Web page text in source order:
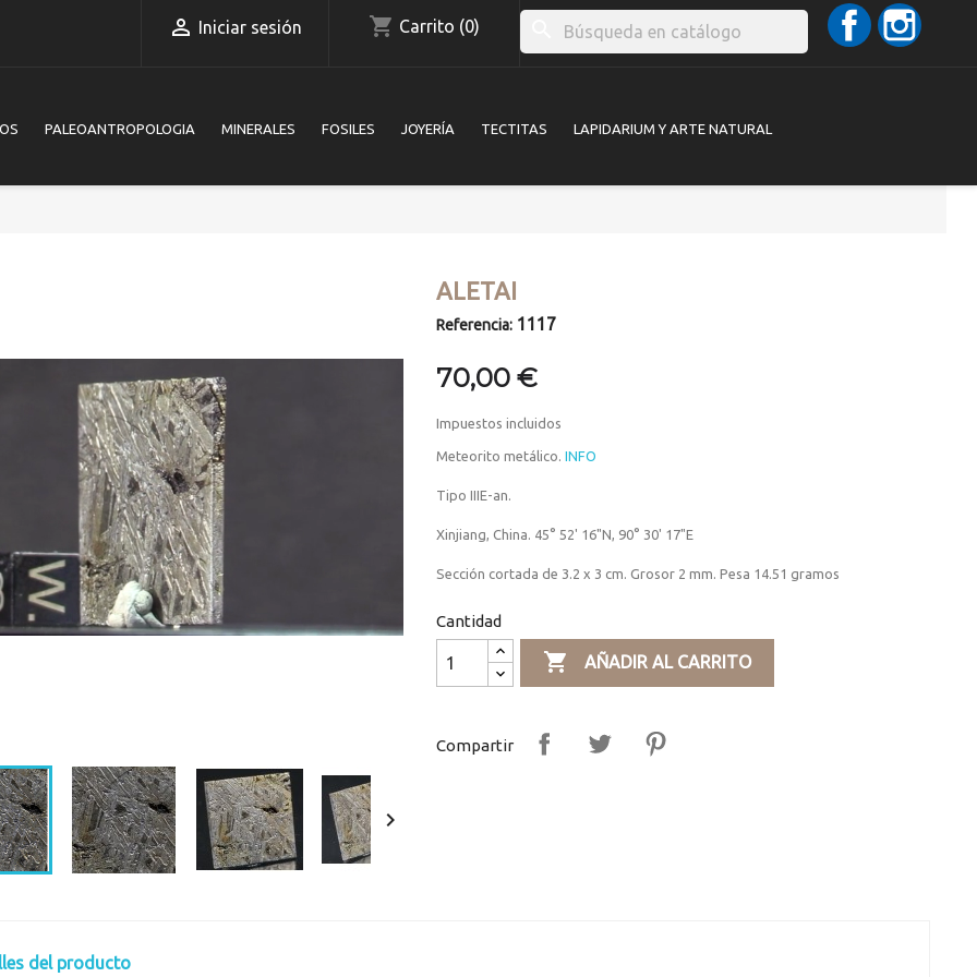
 Iniciar sesión shopping_cart Carrito (0)
Facebook
PALEOANTROPOLOGIA MINERALES FOSILES JOYERÍA TECTITAS LAPIDARIUM Y ARTE NATURAL

ALETAI
Referencia: 1117
70,00 €
Impuestos incluidos
Meteorito metálico. INFO
Tipo IIIE-an.
Xinjiang, China. 45° 52' 16"N, 90° 30' 17"E
Sección cortada de 3.2 x 3 cm. Grosor 2 mm. Pesa 14.51 gramos
Cantidad
 AÑADIR AL CARRITO
Compartir
del producto